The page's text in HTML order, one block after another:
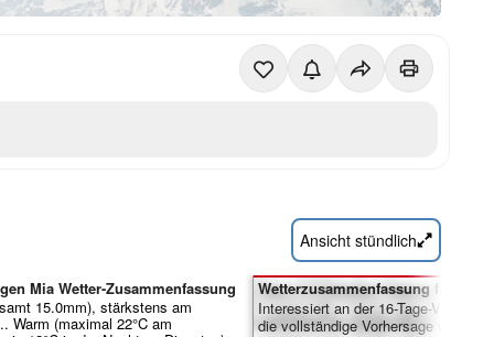
Ansicht stündlich
Mia Wetter-Zusammenfassung
15.0mm), stärkstens am
Warm (maximal 22°C am
Wetterzusammenfassung für Tage
Interessiert an der 16-Tage-
die vollständige Vorhersage und